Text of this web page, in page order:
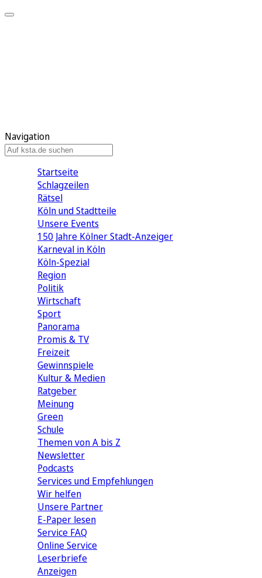
Navigation
Startseite
Schlagzeilen
Rätsel
Köln und Stadtteile
Unsere Events
150 Jahre Kölner Stadt-Anzeiger
Karneval in Köln
Köln-Spezial
Region
Politik
Wirtschaft
Sport
Panorama
Promis & TV
Freizeit
Gewinnspiele
Kultur & Medien
Ratgeber
Meinung
Green
Schule
Themen von A bis Z
Newsletter
Podcasts
Services und Empfehlungen
Wir helfen
Unsere Partner
E-Paper lesen
Service FAQ
Online Service
Leserbriefe
Anzeigen